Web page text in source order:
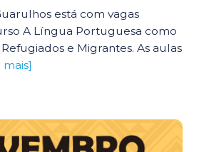
está com vagas
A Língua Portuguesa como
e Migrantes. As aulas
mais]